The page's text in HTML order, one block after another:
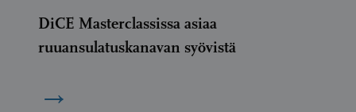
DiCE Masterclassissa asiaa
ruuansulatuskanavan syövistä
→